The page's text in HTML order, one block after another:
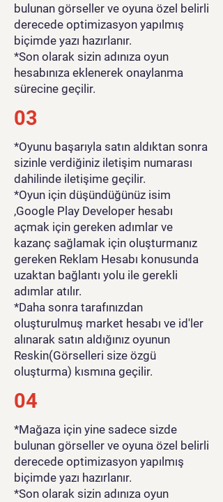
bulunan görseller ve oyuna özel belirli
derecede optimizasyon yapılmış
biçimde yazı hazırlanır.
*Son olarak sizin adınıza oyun
hesabınıza eklenerek onaylanma
sürecine geçilir.
03
*Oyunu başarıyla satın aldıktan sonra
sizinle verdiğiniz iletişim numarası
dahilinde iletişime geçilir.
*Oyun için düşündüğünüz isim
,Google Play Developer hesabı
açmak için gereken adımlar ve
kazanç sağlamak için oluşturmanız
gereken Reklam Hesabı konusunda
uzaktan bağlantı yolu ile gerekli
adımlar atılır.
*Daha sonra tarafınızdan
oluşturulmuş market hesabı ve id'ler
alınarak satın aldığınız oyunun
Reskin(Görselleri size özgü
oluşturma) kısmına geçilir.
04
*Mağaza için yine sadece sizde
bulunan görseller ve oyuna özel belirli
derecede optimizasyon yapılmış
biçimde yazı hazırlanır.
*Son olarak sizin adınıza oyun